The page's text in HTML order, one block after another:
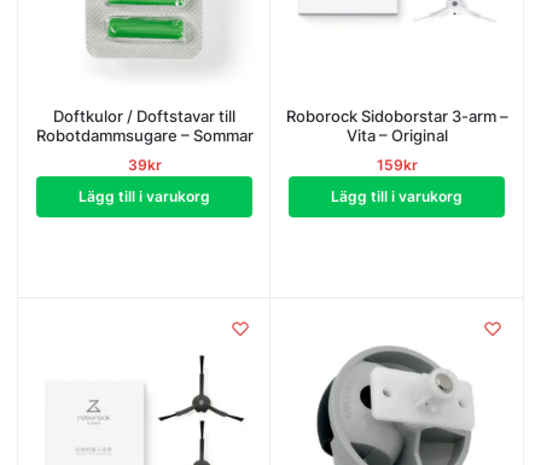
Doftkulor / Doftstavar till
Robotdammsugare – Sommar
39kr
Lägg till i varukorg
Roborock Sidoborstar 3-arm –
Vita – Original
159kr
Lägg till i varukorg